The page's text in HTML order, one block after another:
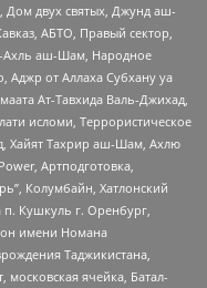
Дом двух святых, Джунд аш-
АБТО, Правый сектор,
Ахль аш-Шам, Народное
от Аллаха Субхану уа
Ат-Тавхида Валь-Джихад,
исломи, Террористическое
Хайят Тахрир аш-Шам, Ахлю
Артподготовка,
Колумбайн, Хатлонский
п. Кушкуль г. Оренбург,
имени Номана
Таджикистана,
ячейка, Батал-